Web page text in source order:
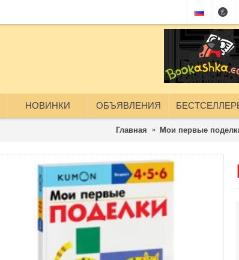
£
НОВИНКИ ОБЪЯВЛЕНИЯ
Главная Мои первые